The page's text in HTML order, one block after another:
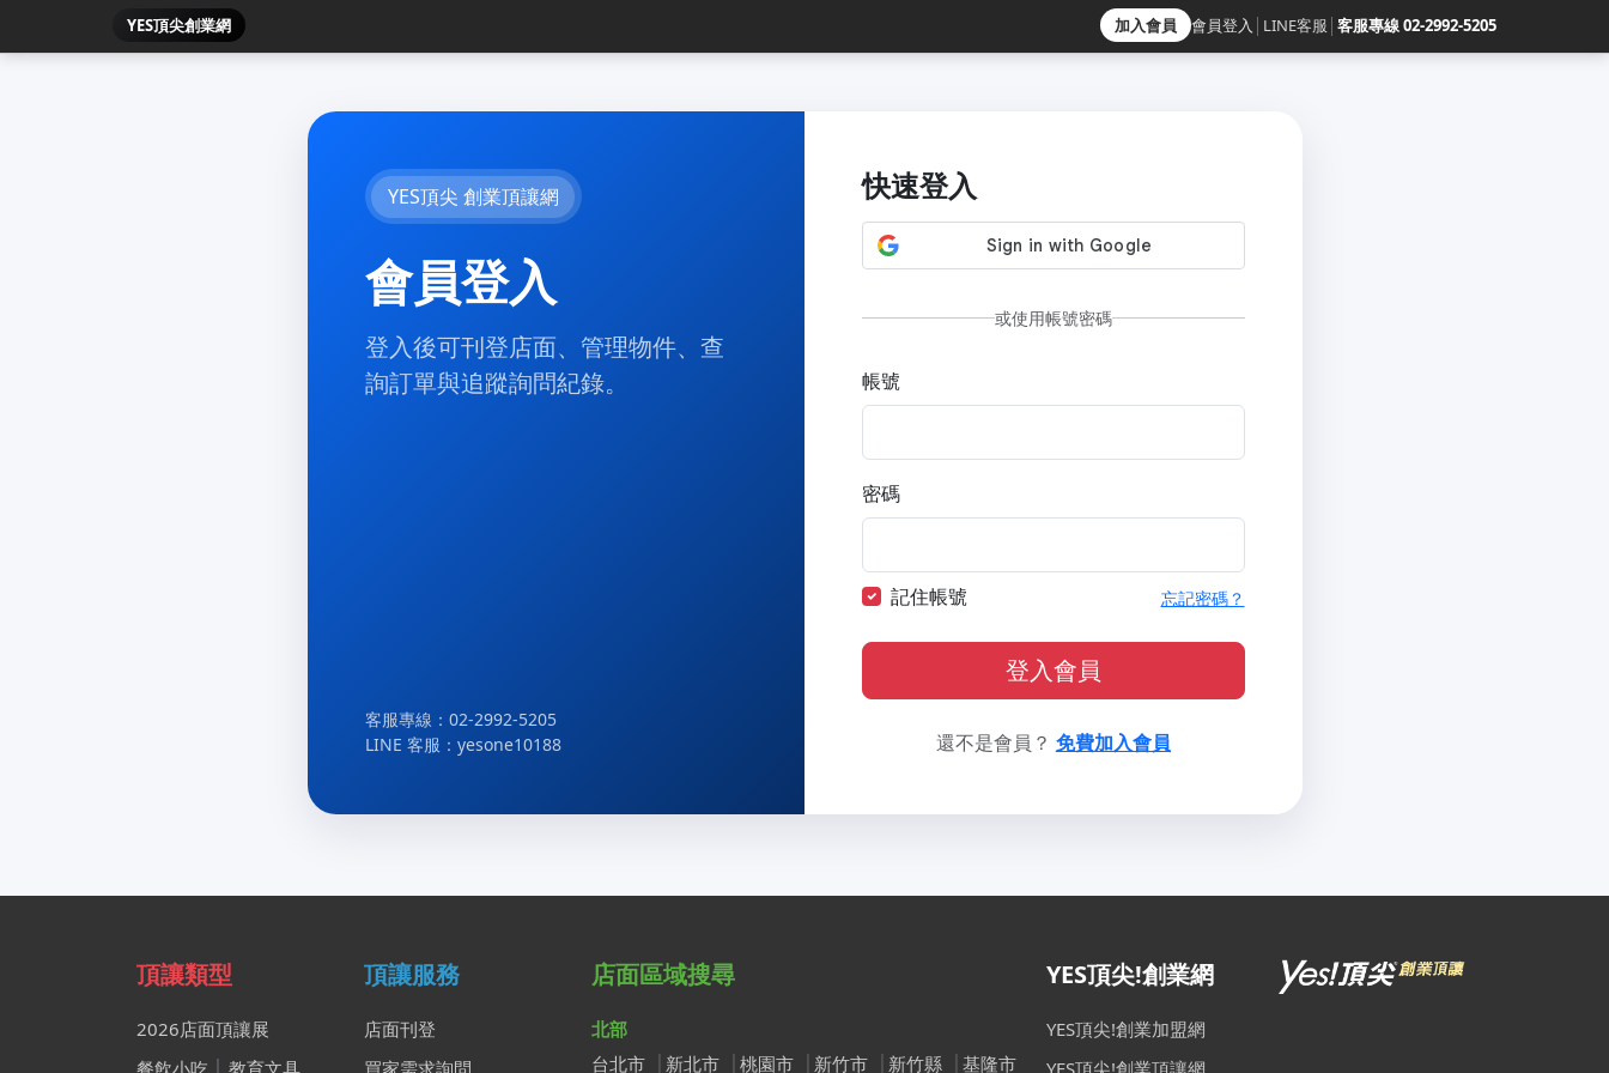
YES頂尖創業網 加入會員 會員登入 LINE客服 客服專線 02-2992-5205
YES頂尖 創業頂讓網
會員登入
登入後可刊登店面、管理物件、查
詢訂單與追蹤詢問紀錄。
客服專線：02-2992-5205
LINE 客服：yesone10188
快速登入
或使用帳號密碼
帳號
密碼
記住帳號 忘記密碼？
登入會員
還不是會員？ 免費加入會員
頂讓類型
2026店面頂讓展
餐飲小吃
教育文具
頂讓服務
店面刊登
買家需求詢問
店面區域搜尋
北部
台北市
新北市 桃園市 新竹市 新竹縣 基隆市
YES頂尖!創業網
YES頂尖!創業加盟網
YES頂尖!創業頂讓網